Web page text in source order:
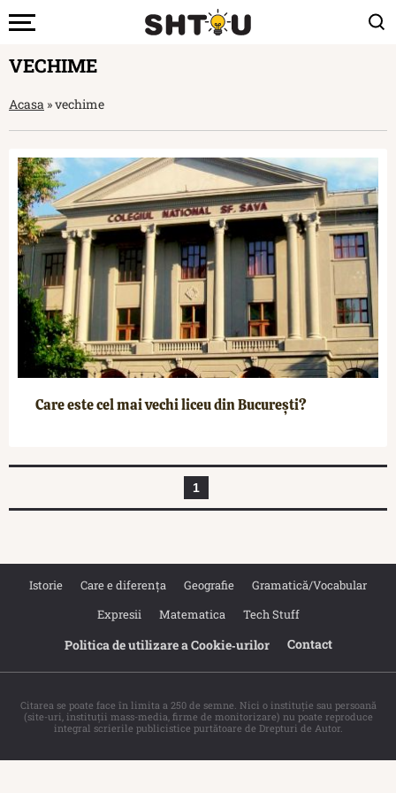
VECHIME
Acasa »vechime
Care este cel mai vechi liceu din București?
1
Istorie Care e diferența Geografie
Gramatică/Vocabular
Expresii
Matematica Tech Stuff
Politica de utilizare a Cookie‐urilor Contact
Citarea se poate face în limita a 250 de semne. Nici o instituţie sau persoană
(site-uri, instituţii mass-media, firme de monitorizare) nu poate reproduce
integral scrierile publicistice purtătoare de Drepturi de Autor.